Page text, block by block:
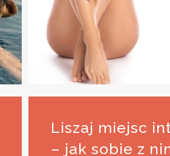
Liszaj miejsc
– jak sobie z